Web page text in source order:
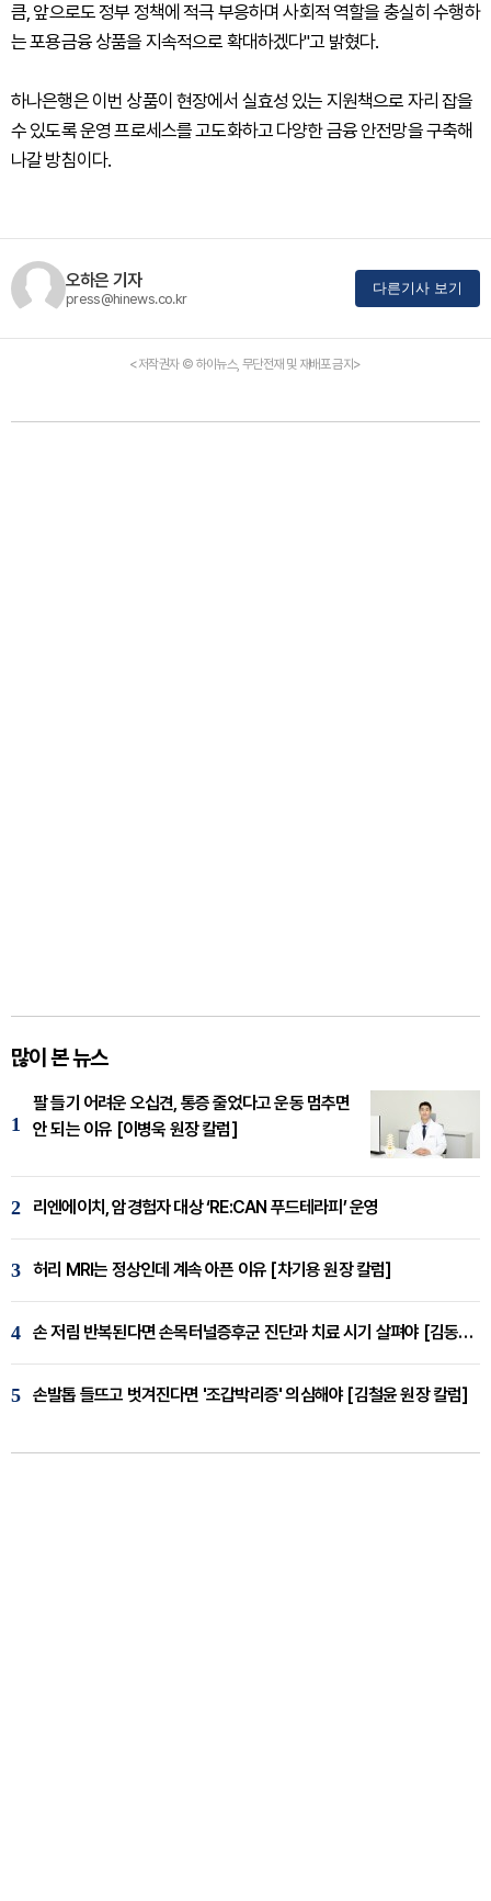
큼, 앞으로도 정부 정책에 적극 부응하며 사회적 역할을 충실히 수행하
는 포용금융 상품을 지속적으로 확대하겠다"고 밝혔다.
하나은행은 이번 상품이 현장에서 실효성 있는 지원책으로 자리 잡을
수 있도록 운영 프로세스를 고도화하고 다양한 금융 안전망을 구축해
나갈 방침이다.
오하은 기자
press@hinews.co.kr
다른기사 보기
<저작권자 © 하이뉴스, 무단전재 및 재배포 금지>
많이 본 뉴스
1
팔 들기 어려운 오십견, 통증 줄었다고 운동 멈추면
안 되는 이유 [이병욱 원장 칼럼]
2 리엔에이치, 암경험자 대상 ‘RE:CAN 푸드테라피’ 운영
3 허리 MRI는 정상인데 계속 아픈 이유 [차기용 원장 칼럼]
4 손 저림 반복된다면 손목터널증후군 진단과 치료 시기 살펴야 [김동현 원장 칼럼]
5 손발톱 들뜨고 벗겨진다면 '조갑박리증' 의심해야 [김철윤 원장 칼럼]